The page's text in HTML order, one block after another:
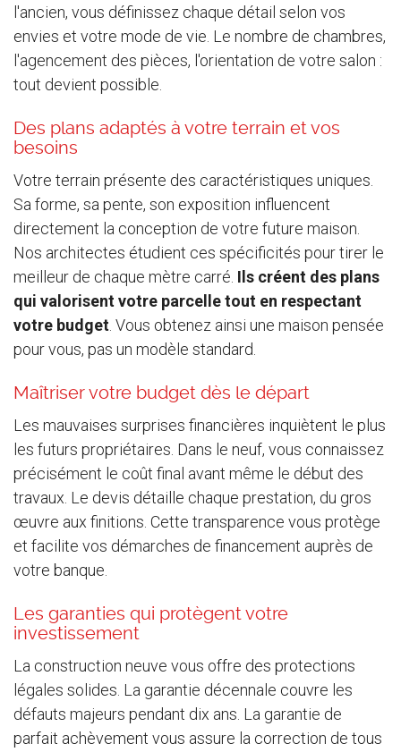
l'ancien, vous définissez chaque détail selon vos
envies et votre mode de vie. Le nombre de chambres,
l'agencement des pièces, l'orientation de votre salon :
tout devient possible.
Des plans adaptés à votre terrain et vos
besoins
Votre terrain présente des caractéristiques uniques.
Sa forme, sa pente, son exposition influencent
directement la conception de votre future maison.
Nos architectes étudient ces spécificités pour tirer le
meilleur de chaque mètre carré. Ils créent des plans
qui valorisent votre parcelle tout en respectant
votre budget. Vous obtenez ainsi une maison pensée
pour vous, pas un modèle standard.
Maîtriser votre budget dès le départ
Les mauvaises surprises financières inquiètent le plus
les futurs propriétaires. Dans le neuf, vous connaissez
précisément le coût final avant même le début des
travaux. Le devis détaille chaque prestation, du gros
œuvre aux finitions. Cette transparence vous protège
et facilite vos démarches de financement auprès de
votre banque.
Les garanties qui protègent votre
investissement
La construction neuve vous offre des protections
légales solides. La garantie décennale couvre les
défauts majeurs pendant dix ans. La garantie de
parfait achèvement vous assure la correction de tous